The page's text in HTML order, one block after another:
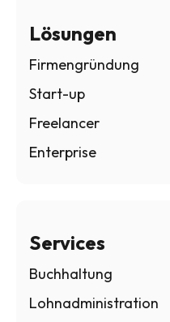
Lösungen
Firmengründung
Start-up
Freelancer
Enterprise
Services
Buchhaltung
Lohnadministration